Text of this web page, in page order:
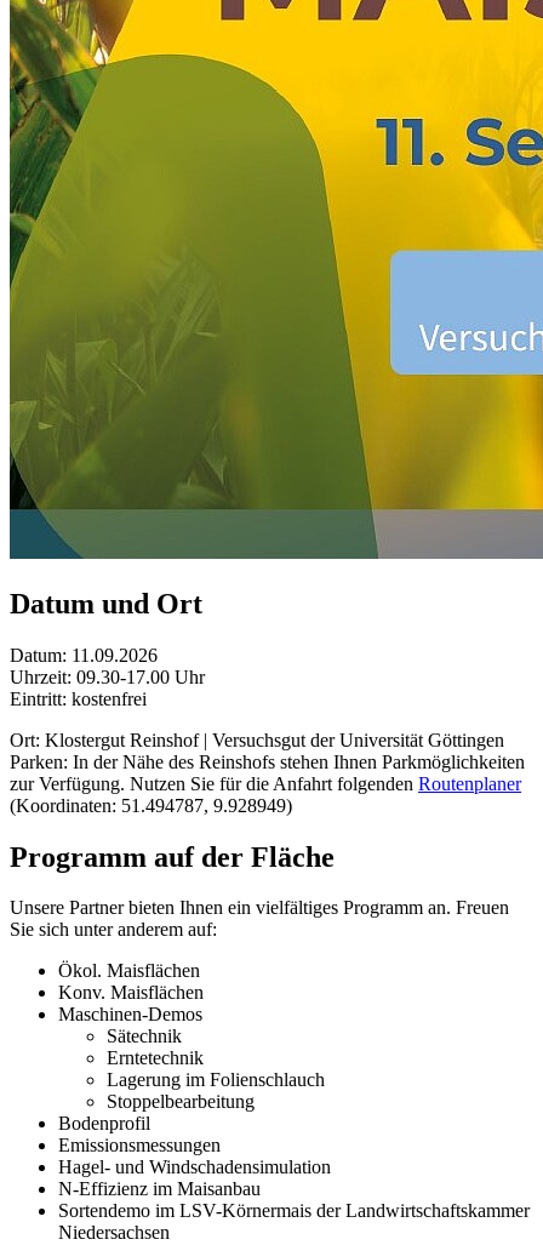
Datum und Ort
Datum: 11.09.2026
Uhrzeit: 09.30-17.00 Uhr
Eintritt: kostenfrei
Ort: Klostergut Reinshof | Versuchsgut der Universität Göttingen
Parken: In der Nähe des Reinshofs stehen Ihnen Parkmöglichkeiten
zur Verfügung. Nutzen Sie für die Anfahrt folgenden Routenplaner
(Koordinaten: 51.494787, 9.928949)
Programm auf der Fläche
Unsere Partner bieten Ihnen ein vielfältiges Programm an. Freuen
Sie sich unter anderem auf:
Ökol. Maisflächen
Konv. Maisflächen
Maschinen-Demos
Sätechnik
Erntetechnik
Lagerung im Folienschlauch
Stoppelbearbeitung
Bodenprofil
Emissionsmessungen
Hagel- und Windschadensimulation
N-Effizienz im Maisanbau
Sortendemo im LSV-Körnermais der Landwirtschaftskammer
Niedersachsen